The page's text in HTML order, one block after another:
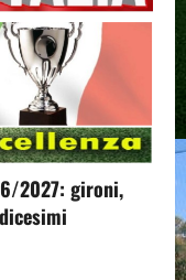
2027: gironi,